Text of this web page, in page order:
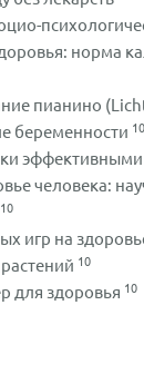
норма
пианино
беременности 10
эффективными
человека:
10
игр на
10
для здоровья 10